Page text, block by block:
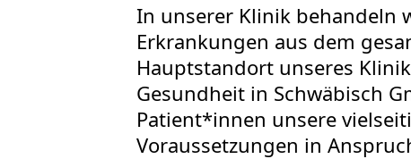
In unserer Klinik behandeln
Erkrankungen aus dem
Hauptstandort unseres
Gesundheit in Schwäbisch
Patient*innen unsere
Voraussetzungen in